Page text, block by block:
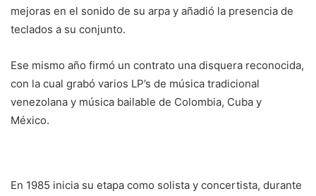
mejoras en el sonido de su arpa y añadió la presencia de
teclados a su conjunto.
Ese mismo año firmó un contrato una disquera reconocida,
con la cual grabó varios LP’s de música tradicional
venezolana y música bailable de Colombia, Cuba y
México.
En 1985 inicia su etapa como solista y concertista, durante